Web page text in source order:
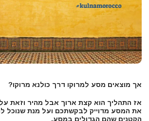
אך מוצאים מסע למרוקו דרך כולנא מרוקו?
אז התהליך הוא קצת ארוך אבל מהיר וזאת
את המסע מדוייק לבקשתכם ועל מנת שנוכל
הקטנים שהם הגדולים במסע.